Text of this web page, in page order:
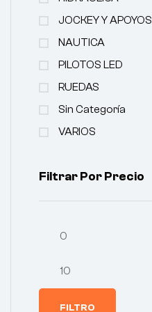
JOCKEY Y APOYOS
NAUTICA
PILOTOS LED
RUEDAS
Sin Categoría
VARIOS
Filtrar Por Precio
FILTRO